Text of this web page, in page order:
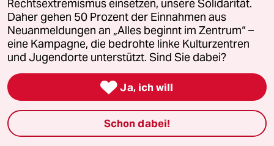
Ceuta
Hitze
Verlag
Rechtsextremismus einsetzen, unsere Solidarität.
Daher gehen 50 Prozent der Einnahmen aus
Neuanmeldungen an „Alles beginnt im Zentrum“ –
eine Kampagne, die bedrohte linke Kulturzentren
und Jugendorte unterstützt. Sind Sie dabei?
 Ja, ich will
Schon dabei!